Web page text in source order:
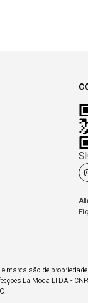
marca são de
La Moda LTDA -